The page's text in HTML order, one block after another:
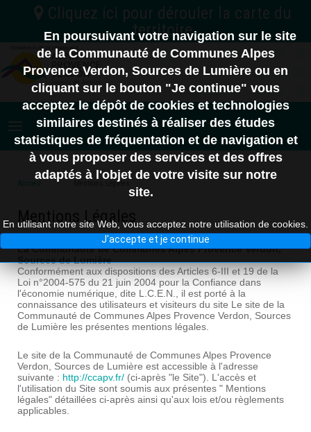
C.C. Vallée de l'Ubaye Serre-Ponçon
C.C. Alpes d'Azur
83
Nord
Accueil Mentions Légales
Mentions Légales
La Communauté de Communes Alpes Provence Verdon,
Sources de Lumière
Conformément aux dispositions des Articles 6-III et 19 de la
Loi n°2004-575 du 21 juin 2004 pour la Confiance dans
l'économie numérique, dite L.C.E.N., il est porté à la
connaissance des utilisateurs et visiteurs du site Le site de la
Communauté de Communes Alpes Provence Verdon, Sources
de Lumière les présentes mentions légales.
Le site de la Communauté de Communes Alpes Provence
Verdon, Sources de Lumière est accessible à l'adresse
suivante : http://ccapv.fr/ (ci-après "le Site"). L'accès et
l'utilisation du Site sont soumis aux présentes " Mentions
légales" détaillées ci-après ainsi qu'aux lois et/ou règlements
applicables.
En poursuivant votre navigation sur le site
de la Communauté de Communes Alpes
Provence Verdon, Sources de Lumière ou en
cliquant sur le bouton "Je continue" vous
acceptez le dépôt de cookies et technologies
similaires destinés à réaliser des études
statistiques de fréquentation et de navigation et
à vous proposer des services et des offres
adaptés à l'objet de votre visite sur notre
site.
En utilisant notre site Web, vous acceptez notre utilisation de cookies.
J'accepte et je continue